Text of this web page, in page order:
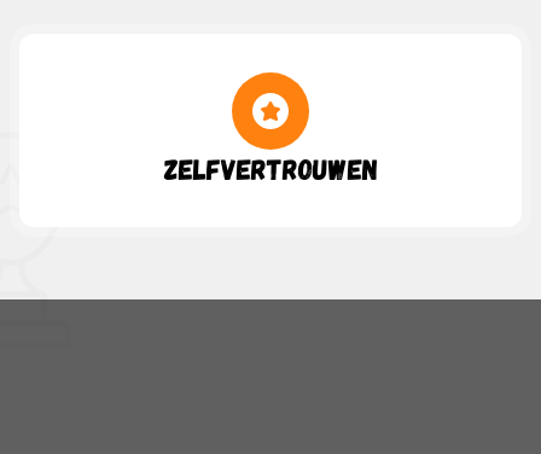
Zelfvertrouwen